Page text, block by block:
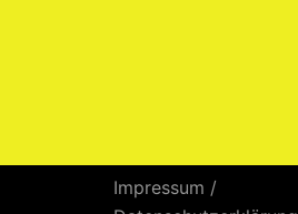
Impressum /